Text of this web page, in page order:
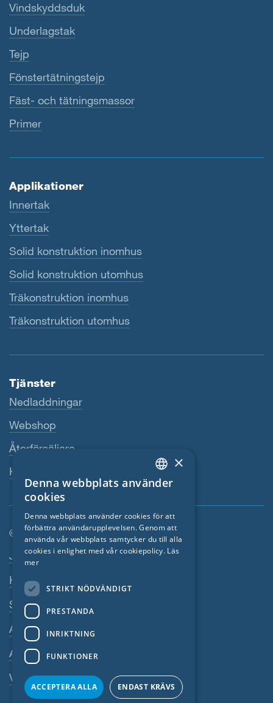
Vindskyddsduk
Underlagstak
Tejp
Fönstertätningstejp
Fäst- och tätningsmassor
Primer
Applikationer
Innertak
Yttertak
Solid konstruktion inomhus
Solid konstruktion utomhus
Träkonstruktion inomhus
Träkonstruktion utomhus
Tjänster
Nedladdningar
Webshop
Återförsäljare
Kontaktperson
© SIGA 2026
Footer-navigation
Jobb
Kontakta
Sekretesspolicy
Avtryck
Allmänna villkor
Visselblasarsystem
ENGLISH
FRENCH
CZECH
NORWEGIAN
×
Denna webbplats använder
cookies
Denna webbplats använder cookies för att
förbättra användarupplevelsen. Genom att
använda vår webbplats samtycker du till alla
cookies i enlighet med vår cookiepolicy. Läs
mer
STRIKT NÖDVÄNDIGT
PRESTANDA
INRIKTNING
FUNKTIONER
ACCEPTERA ALLA ENDAST KRÄVS